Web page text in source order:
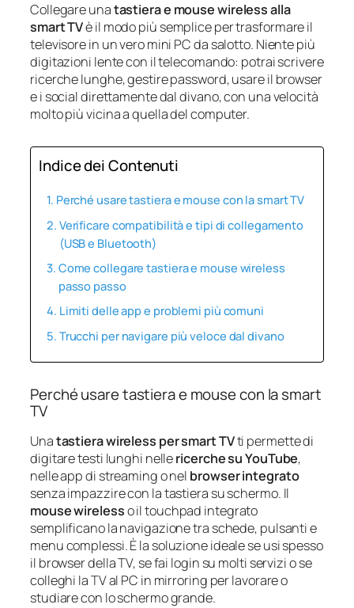
Collegare unatastiera e mouse wireless alla
smart TVè il modo più semplice per trasformare il
televisore in un vero mini PC da salotto. Niente più
digitazioni lente con il telecomando: potrai scrivere
ricerche lunghe, gestire password, usare il browser
e i social direttamente dal divano, con una velocità
molto più vicina a quella del computer.
Indice dei Contenuti
Perché usare tastiera e mouse con la smart TV
Verificare compatibilità e tipi di collegamento
(USB e Bluetooth)
Come collegare tastiera e mouse wireless
passo passo
Limiti delle app e problemi più comuni
Trucchi per navigare più veloce dal divano
Perché usare tastiera e mouse con la smart
TV
Unatastiera wireless per smart TVti permette di
digitare testi lunghi nellericerche su YouTube,
nelle app di streaming o nel browser integrato
senza impazzire con la tastiera su schermo. Il
mouse wirelesso il touchpad integrato
semplificano la navigazione tra schede, pulsanti e
menu complessi. È la soluzione ideale se usi spesso
il browser della TV, se fai login su molti servizi o se
colleghi la TV al PC in mirroring per lavorare o
studiare con lo schermo grande.